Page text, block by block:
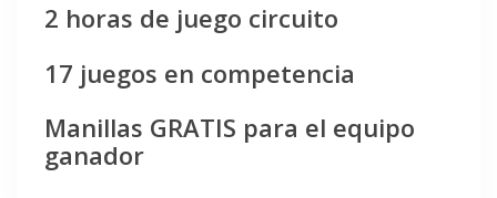
2 horas de juego circuito
17 juegos en competencia
Manillas GRATIS para el equipo
ganador